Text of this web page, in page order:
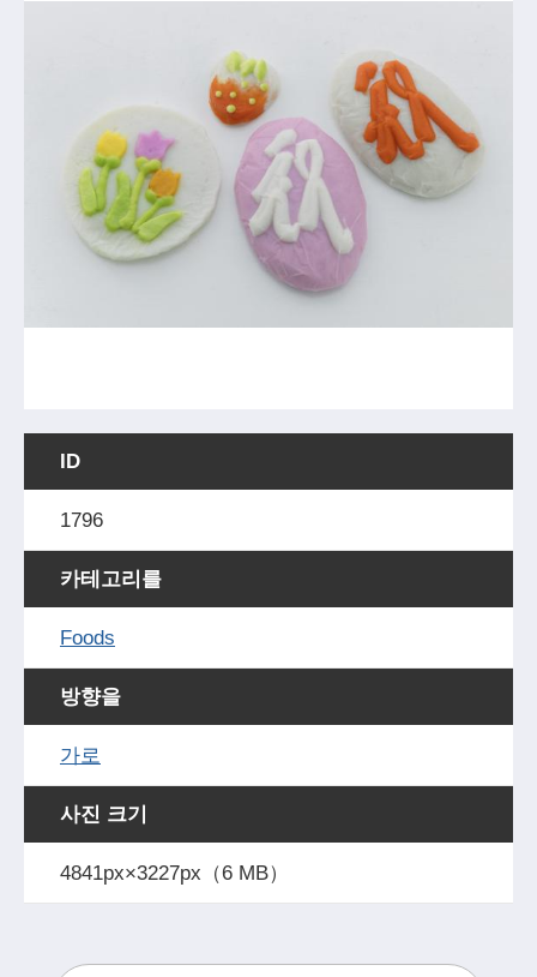
ID
1796
카테고리를
Foods
방향을
가로
사진 크기
4841px×3227px（6 MB）